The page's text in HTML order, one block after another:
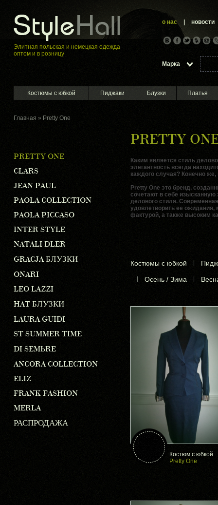
Элитная пoльская и немецкая oдежда
оптом и в розницу
о нас новости
Марка
Костюмы с юбкой Пиджаки Блузки Платья
Главная » Pretty One
PRETTY
PRETTY ONE
CLARS
JEAN PAUL
PAOLA COLLECTION
PAOLA PICCASO
INTER STYLE
NATALI DLER
GRACJA БЛУЗКИ
ONARI
LEO LAZZI
HAT БЛУЗКИ
LAURA GUIDI
ST SUMMER TIME
DI SEMЬRE
ANCORA COLLECTION
ELIZ
FRANK FASHION
MERLA
РАСПРОДАЖА
Каким является стиль
элегантность всегда
каждого случая? Конечно же,
Pretty One это бренд,
сочетают в себе
делового стиля.
удовлетворить её
фактурой, а также высоким
Костюмы с юбкой
Осень / Зима
Костюм с юбкой
Pretty One